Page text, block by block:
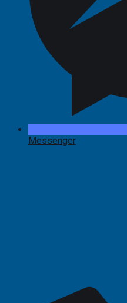
Messenger